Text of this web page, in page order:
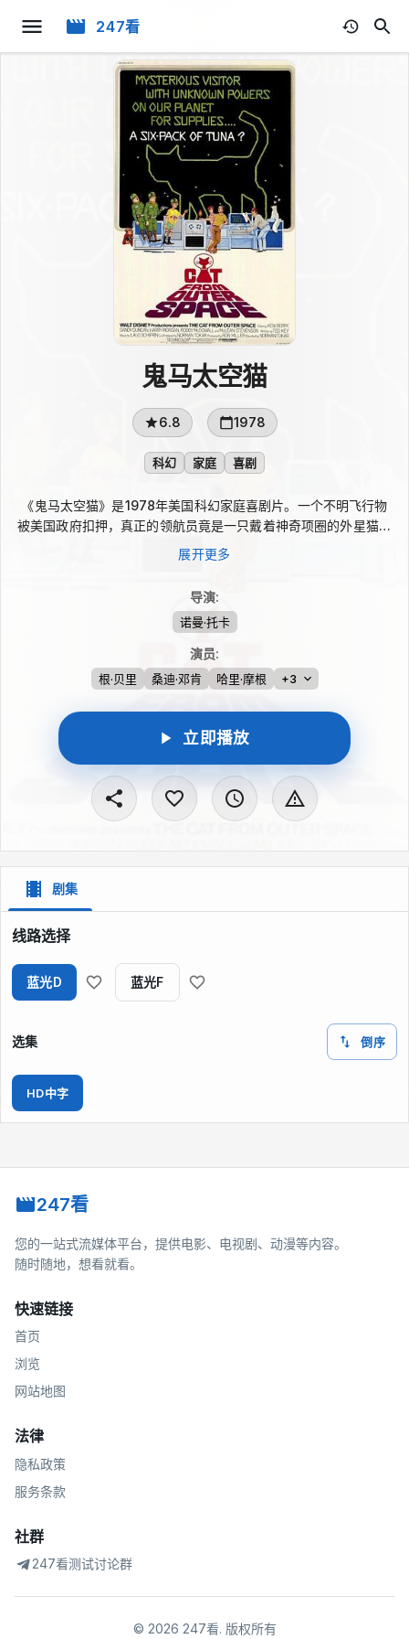
247看
鬼马太空猫
6.8 1978
科幻 家庭 喜剧
《鬼马太空猫》是1978年美国科幻家庭喜剧片。一个不明飞行物
被美国政府扣押，真正的领航员竟是一只戴着神奇项圈的外星猫。
它拥有特殊能力，能够与人类沟通，并在逃避追捕时寻求弗兰克等
人的帮助，想修好受损飞船返回家园。与此同时，无能的军方人员
展开更多
导演:
诺曼·托卡
演员:
根·贝里 桑迪·邓肯 哈里·摩根 +3
立即播放
剧集
线路选择
蓝光D 蓝光F
选集 倒序
HD中字
247看
您的一站式流媒体平台，提供电影、电视剧、动漫等内容。
随时随地，想看就看。
快速链接
首页
浏览
网站地图
法律
隐私政策
服务条款
社群
247看测试讨论群
© 2026 247看. 版权所有